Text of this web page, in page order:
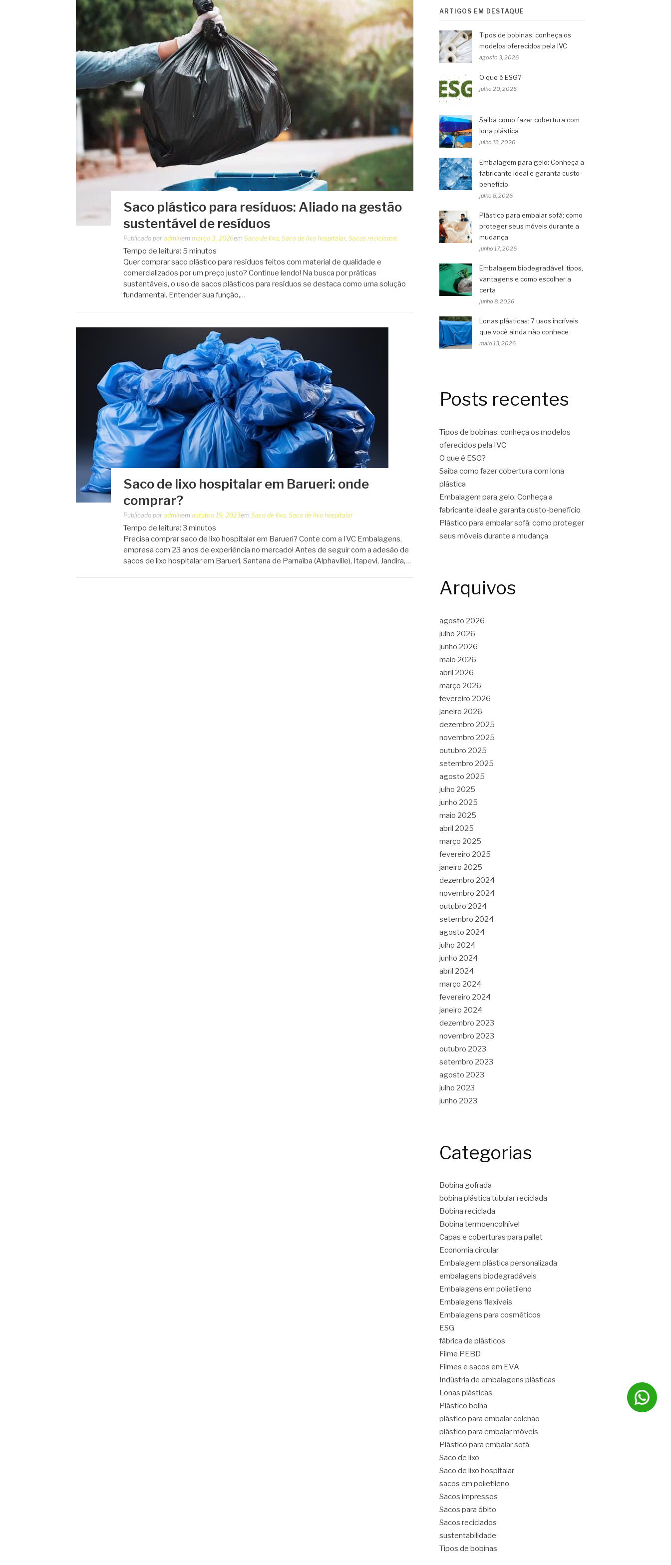
Saco plástico para resíduos: Aliado na gestão
sustentável de resíduos
Publicado por adminem março 3, 2026em Saco de lixo, Saco de lixo hospitalar, Sacos reciclados
Tempo de leitura: 5 minutos
Quer comprar saco plástico para resíduos feitos com material de qualidade e
comercializados por um preço justo? Continue lendo! Na busca por práticas
sustentáveis, o uso de sacos plásticos para resíduos se destaca como uma solução
fundamental. Entender sua função,…
Saco de lixo hospitalar em Barueri: onde
comprar?
Publicado por adminem outubro 19, 2023em Saco de lixo Saco de lixo hospitalar
Tempo de leitura: 3 minutos
Precisa comprar saco de lixo hospitalar em Barueri? Conte com a IVC Embalagens,
empresa com 23 anos de experiência no mercado! Antes de seguir com a adesão de
sacos de lixo hospitalar em Barueri, Santana de Parnaíba (Alphaville), Itapevi, Jandira,…
ARTIGOS EM DESTAQUE
Tipos de bobinas: conheça os
modelos oferecidos pela IVC
agosto 3, 2026
O que é ESG?
julho 20, 2026
Saiba como fazer cobertura com
lona plástica
julho 13, 2026
Embalagem para gelo: Conheça a
fabricante ideal e garanta custo-
benefício
julho 8, 2026
Plástico para embalar sofá: como
proteger seus móveis durante a
mudança
junho 17, 2026
Embalagem biodegradável: tipos,
vantagens e como escolher a
certa
junho 8, 2026
Lonas plásticas: 7 usos incríveis
que você ainda não conhece
maio 13, 2026
Posts recentes
Tipos de bobinas: conheça os modelos
oferecidos pela IVC
O que é ESG?
Saiba como fazer cobertura com lona
plástica
Embalagem para gelo: Conheça a
fabricante ideal e garanta custo-benefício
Plástico para embalar sofá: como proteger
seus móveis durante a mudança
Arquivos
agosto 2026
julho 2026
junho 2026
maio 2026
abril 2026
março 2026
fevereiro 2026
janeiro 2026
dezembro 2025
novembro 2025
outubro 2025
setembro 2025
agosto 2025
julho 2025
junho 2025
maio 2025
abril 2025
março 2025
fevereiro 2025
janeiro 2025
dezembro 2024
novembro 2024
outubro 2024
setembro 2024
agosto 2024
julho 2024
junho 2024
abril 2024
março 2024
fevereiro 2024
janeiro 2024
dezembro 2023
novembro 2023
outubro 2023
setembro 2023
agosto 2023
julho 2023
junho 2023
Categorias
Bobina gofrada
bobina plástica tubular reciclada
Bobina reciclada
Bobina termoencolhível
Capas e coberturas para pallet
Economia circular
Embalagem plástica personalizada
embalagens biodegradáveis
Embalagens em polietileno
Embalagens flexíveis
Embalagens para cosméticos
ESG
fábrica de plásticos
Filme PEBD
Filmes e sacos em EVA
Indústria de embalagens plásticas
Lonas plásticas
Plástico bolha
plástico para embalar colchão
plástico para embalar móveis
Plástico para embalar sofá
Saco de lixo
Saco de lixo hospitalar
sacos em polietileno
Sacos impressos
Sacos para óbito
Sacos reciclados
sustentabilidade
Tipos de bobinas